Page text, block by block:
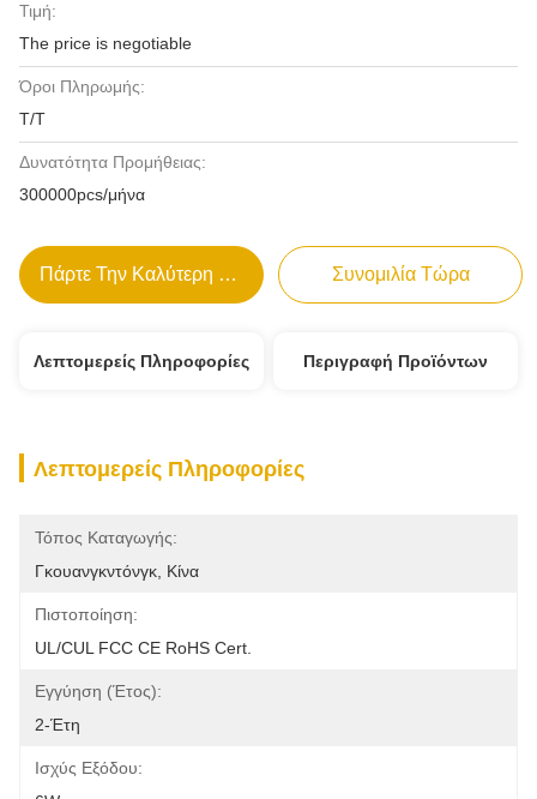
Τιμή:
The price is negotiable
Όροι Πληρωμής:
T/T
Δυνατότητα Προμήθειας:
300000pcs/μήνα
Πάρτε Την Καλύτερη Τιμή Συνομιλία Τώρα
Λεπτομερείς Πληροφορίες Περιγραφή Προϊόντων
Λεπτομερείς Πληροφορίες
Τόπος Καταγωγής:
Γκουανγκντόνγκ, Κίνα
Πιστοποίηση:
UL/cUL FCC CE RoHS Cert.
Εγγύηση (Έτος):
2-Έτη
Ισχύς Εξόδου: